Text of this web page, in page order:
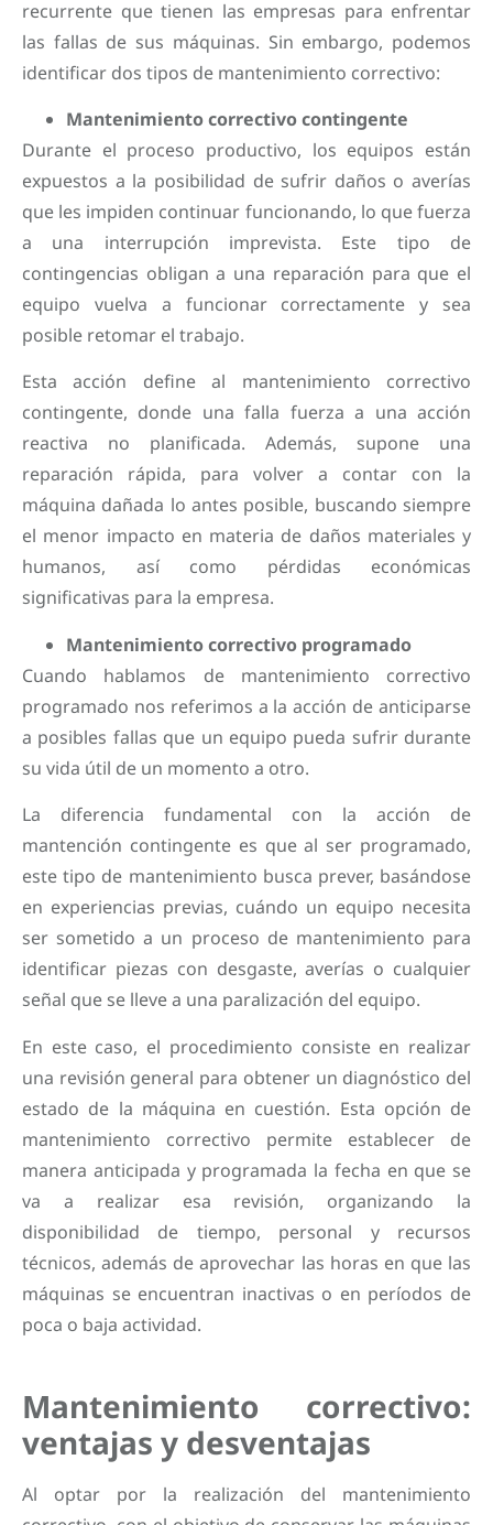
recurrente que tienen las empresas para enfrentar
las fallas de sus máquinas. Sin embargo, podemos
identificar dos tipos de mantenimiento correctivo:
Mantenimiento correctivo contingente
Durante el proceso productivo, los equipos están
expuestos a la posibilidad de sufrir daños o averías
que les impiden continuar funcionando, lo que fuerza
a una interrupción imprevista. Este tipo de
contingencias obligan a una reparación para que el
equipo vuelva a funcionar correctamente y sea
posible retomar el trabajo.
Esta acción define al mantenimiento correctivo
contingente, donde una falla fuerza a una acción
reactiva no planificada. Además, supone una
reparación rápida, para volver a contar con la
máquina dañada lo antes posible, buscando siempre
el menor impacto en materia de daños materiales y
humanos, así como pérdidas económicas
significativas para la empresa.
Mantenimiento correctivo programado
Cuando hablamos de mantenimiento correctivo
programado nos referimos a la acción de anticiparse
a posibles fallas que un equipo pueda sufrir durante
su vida útil de un momento a otro.
La diferencia fundamental con la acción de
mantención contingente es que al ser programado,
este tipo de mantenimiento busca prever, basándose
en experiencias previas, cuándo un equipo necesita
ser sometido a un proceso de mantenimiento para
identificar piezas con desgaste, averías o cualquier
señal que se lleve a una paralización del equipo.
En este caso, el procedimiento consiste en realizar
una revisión general para obtener un diagnóstico del
estado de la máquina en cuestión. Esta opción de
mantenimiento correctivo permite establecer de
manera anticipada y programada la fecha en que se
va a realizar esa revisión, organizando la
disponibilidad de tiempo, personal y recursos
técnicos, además de aprovechar las horas en que las
máquinas se encuentran inactivas o en períodos de
poca o baja actividad.
Mantenimiento correctivo:
ventajas y desventajas
Al optar por la realización del mantenimiento